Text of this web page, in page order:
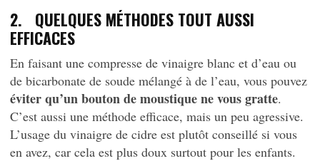
2. QUELQUES MÉTHODES TOUT AUSSI
EFFICACES
En faisant une compresse de vinaigre blanc et d’eau ou
de bicarbonate de soude mélangé à de l’eau, vous pouvez
éviter qu’un bouton de moustique ne vous gratte.
C’est aussi une méthode efficace, mais un peu agressive.
L’usage du vinaigre de cidre est plutôt conseillé si vous
en avez, car cela est plus doux surtout pour les enfants.